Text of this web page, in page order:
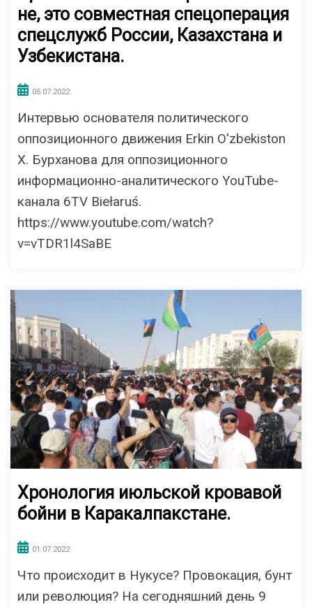
не, это совместная спецоперация
спецслужб России, Казахстана и
Узбекистана.
05.07.2022
Интервью основателя политического
оппозиционного движения Erkin O'zbekiston
Х. Бурханова для оппозиционного
информационно-аналитического YouTube-
канала 6TV Biełaruś.
https://www.youtube.com/watch?
v=vTDR1l4SaBE
Хронология июльской кровавой
бойни в Каракалпакстане.
01.07.2022
Что происходит в Нукусе? Провокация, бунт
или революция? На сегодняшний день 9